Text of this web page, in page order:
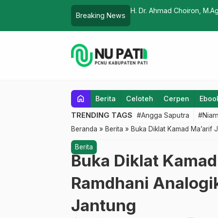
Breaking News
Lembaga Pers dan
home Berita Celoteh Cerpen
TRENDING TAGS #Angga Saputra
Beranda » Berita » Buka Diklat Kamad Ma’arif
Berita
Buka Diklat
Ramdhani
Jantung